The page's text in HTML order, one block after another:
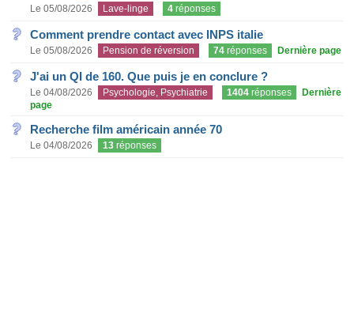
Le 05/08/2026 Lave-linge 4 réponses
Comment prendre contact avec INPS italie
Le 05/08/2026 Pension de réversion 74 réponses Dernière page
J'ai un QI de 160. Que puis je en conclure ?
Le 04/08/2026 Psychologie, Psychiatrie 1404 réponses
Dernière
page
Recherche film américain année 70
Le 04/08/2026 13 réponses